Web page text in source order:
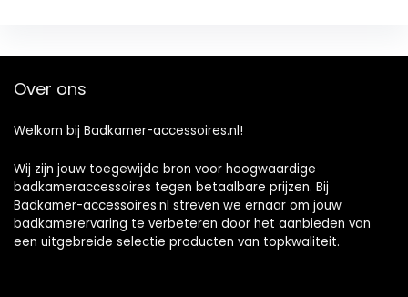
Over ons
Welkom bij Badkamer-accessoires.nl!
Wij zijn jouw toegewijde bron voor hoogwaardige
badkameraccessoires tegen betaalbare prijzen. Bij
Badkamer-accessoires.nl streven we ernaar om jouw
badkamerervaring te verbeteren door het aanbieden van
een uitgebreide selectie producten van topkwaliteit.